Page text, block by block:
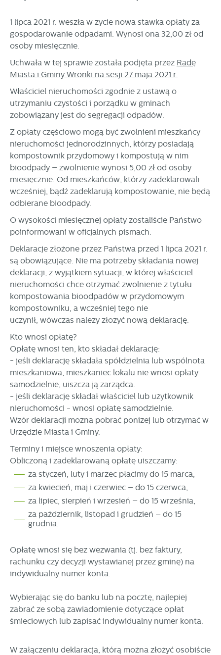
1 lipca 2021 r. weszła w życie nowa stawka opłaty za
gospodarowanie odpadami. Wynosi ona 32,00 zł od
osoby miesięcznie.
Uchwała w tej sprawie została podjęta przez Radę
Miasta i Gminy Wronki na sesji 27 maja 2021 r.
Właściciel nieruchomości zgodnie z ustawą o
utrzymaniu czystości i porządku w gminach
zobowiązany jest do segregacji odpadów.
Z opłaty częściowo mogą być zwolnieni mieszkańcy
nieruchomości jednorodzinnych, którzy posiadają
kompostownik przydomowy i kompostują w nim
bioodpady – zwolnienie wynosi 5,00 zł od osoby
miesięcznie. Od mieszkańców, którzy zadeklarowali
wcześniej, bądź zadeklarują kompostowanie, nie będą
odbierane bioodpady.
O wysokości miesięcznej opłaty zostaliście Państwo
poinformowani w oficjalnych pismach.
Deklaracje złożone przez Państwa przed 1 lipca 2021 r.
są obowiązujące. Nie ma potrzeby składania nowej
deklaracji, z wyjątkiem sytuacji, w której właściciel
nieruchomości chce otrzymać zwolnienie z tytułu
kompostowania bioodpadów w przydomowym
kompostowniku, a wcześniej tego nie
uczynił, wówczas należy złożyć nową deklarację.
Kto wnosi opłatę?
Opłatę wnosi ten, kto składał deklarację:
- jeśli deklarację składała spółdzielnia lub wspólnota
mieszkaniowa, mieszkaniec lokalu nie wnosi opłaty
samodzielnie, uiszcza ją zarządca.
- jeśli deklarację składał właściciel lub użytkownik
nieruchomości - wnosi opłatę samodzielnie.
Wzór deklaracji można pobrać poniżej lub otrzymać w
Urzędzie Miasta i Gminy.
Terminy i miejsce wnoszenia opłaty:
Obliczoną i zadeklarowaną opłatę uiszczamy:
za styczeń, luty i marzec płacimy do 15 marca,
za kwiecień, maj i czerwiec – do 15 czerwca,
za lipiec, sierpień i wrzesień – do 15 września,
za październik, listopad i grudzień – do 15
grudnia.
Opłatę wnosi się bez wezwania (tj. bez faktury,
rachunku czy decyzji wystawianej przez gminę) na
indywidualny numer konta.
Wybierając się do banku lub na pocztę, najlepiej
zabrać ze sobą zawiadomienie dotyczące opłat
śmieciowych lub zapisać indywidualny numer konta.
W załączeniu deklaracja, którą można złożyć osobiście
Dzięki tym plikom cookies możemy zapewnić Ci większy
komfort korzystania z funkcjonalności naszej strony poprzez
dopasowanie jej do Twoich indywidualnych preferencji.
Wyrażenie zgody na funkcjonalne i personalizacyjne pliki
cookies gwarantuje dostępność większej ilości funkcji na
stronie.
Więcej
Analityczne pliki cookies pomagają nam rozwijać się i
Cookies analityczne pozwalają na uzyskanie informacji w
zakresie wykorzystywania witryny internetowej, miejsca oraz
częstotliwości, z jaką odwiedzane są nasze serwisy www.
internetowych pod względem ich popularności wśród
użytkowników. Zgromadzone informacje są przetwarzane w
formie zanonimizowanej. Wyrażenie zgody na analityczne
pliki cookies gwarantuje dostępność wszystkich
funkcjonalności.
Więcej
Reklamowe
Dzięki reklamowym plikom cookies prezentujemy Ci
najciekawsze informacje i aktualności na stronach naszych
partnerów.
Promocyjne pliki cookies służą do prezentowania Ci naszych
komunikatów na podstawie analizy Twoich upodobań oraz
Twoich zwyczajów dotyczących przeglądanej witryny
internetowej. Treści promocyjne mogą pojawić się na
stronach podmiotów trzecich lub firm będących naszymi
partnerami oraz innych dostawców usług. Firmy te działają
postaci wiadomości, ofert, komunikatów mediów
społecznościowych.
Więcej